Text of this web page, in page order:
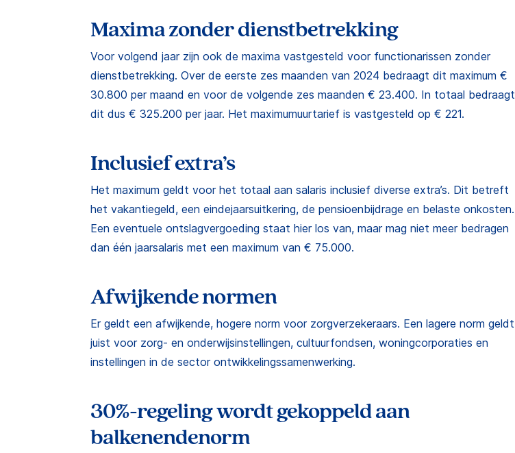
Maxima zonder dienstbetrekking
Voor volgend jaar zijn ook de maxima vastgesteld voor functionarissen zonder
dienstbetrekking. Over de eerste zes maanden van 2024 bedraagt dit maximum €
30.800 per maand en voor de volgende zes maanden € 23.400. In totaal bedraagt
dit dus € 325.200 per jaar. Het maximumuurtarief is vastgesteld op € 221.
Inclusief extra’s
Het maximum geldt voor het totaal aan salaris inclusief diverse extra’s. Dit betreft
het vakantiegeld, een eindejaarsuitkering, de pensioenbijdrage en belaste onkosten.
Een eventuele ontslagvergoeding staat hier los van, maar mag niet meer bedragen
dan één jaarsalaris met een maximum van € 75.000.
Afwijkende normen
Er geldt een afwijkende, hogere norm voor zorgverzekeraars. Een lagere norm geldt
juist voor zorg- en onderwijsinstellingen, cultuurfondsen, woningcorporaties en
instellingen in de sector ontwikkelingssamenwerking.
30%-regeling wordt gekoppeld aan
balkenendenorm